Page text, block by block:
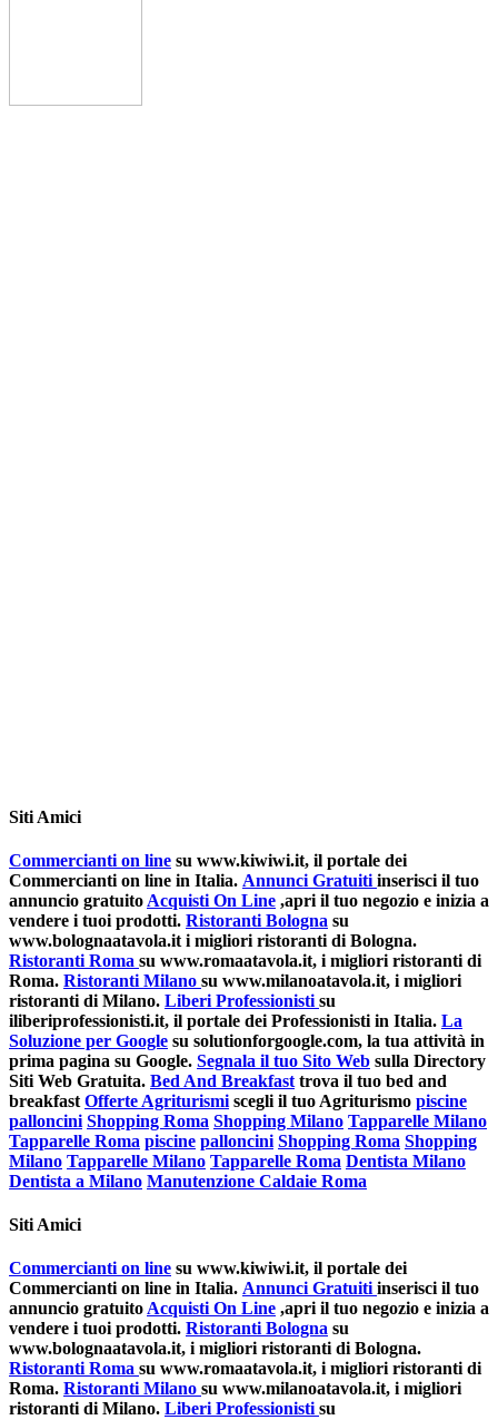
Siti Amici
Commercianti on line su www.kiwiwi.it, il portale dei
Commercianti on line in Italia. Annunci Gratuiti inserisci il tuo
annuncio gratuito Acquisti On Line ,apri il tuo negozio e inizia a
vendere i tuoi prodotti. Ristoranti Bologna su
www.bolognaatavola.it i migliori ristoranti di Bologna.
Ristoranti Roma su www.romaatavola.it, i migliori ristoranti di
Roma. Ristoranti Milano su www.milanoatavola.it, i migliori
ristoranti di Milano. Liberi Professionisti su
iliberiprofessionisti.it, il portale dei Professionisti in Italia. La
Soluzione per Google su solutionforgoogle.com, la tua attività in
prima pagina su Google. Segnala il tuo Sito Web sulla Directory
Siti Web Gratuita. Bed And Breakfast trova il tuo bed and
breakfast Offerte Agriturismi scegli il tuo Agriturismo piscine
palloncini Shopping Roma Shopping Milano Tapparelle Milano
Tapparelle Roma piscine palloncini Shopping Roma Shopping
Milano Tapparelle Milano Tapparelle Roma Dentista Milano
Dentista a Milano Manutenzione Caldaie Roma
Siti Amici
Commercianti on line su www.kiwiwi.it, il portale dei
Commercianti on line in Italia. Annunci Gratuitiinserisci il tuo
annuncio gratuitoAcquisti On Line ,apri il tuo negozio e inizia a
vendere i tuoi prodotti. Ristoranti Bologna su
www.bolognaatavola.it, i migliori ristoranti di Bologna.
Ristoranti Roma su www.romaatavola.it, i migliori ristoranti di
Roma. Ristoranti Milano su www.milanoatavola.it, i migliori
ristoranti di Milano. Liberi Professionistisu